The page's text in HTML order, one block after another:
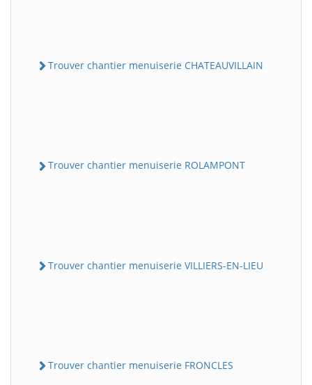
Trouver chantier menuiserie CHATEAUVILLAIN
Trouver chantier menuiserie ROLAMPONT
Trouver chantier menuiserie VILLIERS-EN-LIEU
Trouver chantier menuiserie FRONCLES